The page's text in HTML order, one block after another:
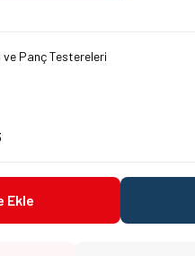
ve Panç Testereleri
Ekle